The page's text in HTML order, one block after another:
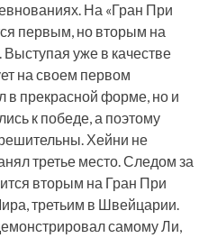
На «Гран При
первым, но вторым на
уже в качестве
на своем первом
прекрасной форме, но и
к победе, а поэтому
Хейни не
третье место. Следом за
вторым на Гран При
третьим в Швейцарии.
самому Ли,